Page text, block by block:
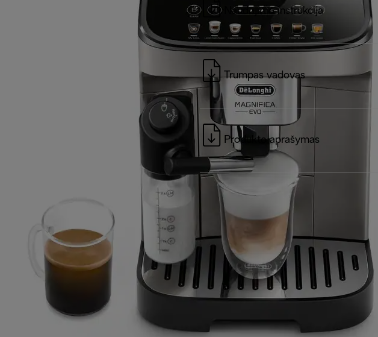
Naudojimo instrukcija
Trumpas vadovas
Produkto aprašymas